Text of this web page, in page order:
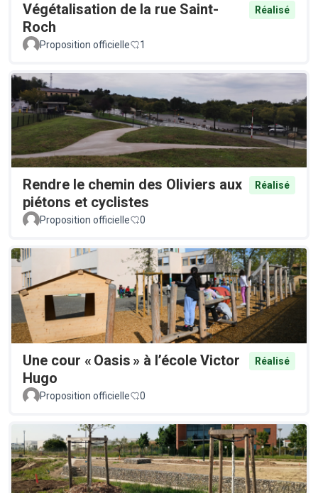
Végétalisation de la rue Saint-
Roch
Réalisé
Proposition officielle 1
Rendre le chemin des Oliviers aux
piétons et cyclistes
Réalisé
Proposition officielle 0
Une cour « Oasis » à l’école Victor
Hugo
Réalisé
Proposition officielle 0